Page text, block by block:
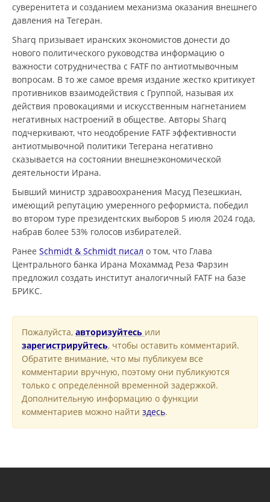
суверенитета и созданием механизма оказания внешнего
давления на Тегеран.
Sharq призывает иранских экономистов донести до
нового политического руководства информацию о
важности сотрудничества с FATF по антиотмывочным
вопросам. В то же самое время издание жестко критикует
противников взаимодействия с Группой, называя их
действия провокациями и искусственным нагнетанием
негативных настроений в обществе. Авторы Sharq
подчеркивают, что неодобрение FATF эффективности
антиотмывочной политики Тегерана негативно
сказывается на состоянии внешнеэкономической
деятельности Ирана.
Бывший министр здравоохранения Масуд Пезешкиан,
имеющий репутацию умеренного реформиста, победил
во втором туре президентских выборов 5 июля 2024 года,
набрав более 53% голосов избирателей.
Ранее Schmidt & Schmidt писал о том, что Глава
Центрального банка Ирана Мохаммад Реза Фарзин
предложил создать институт аналогичный FATF на базе
БРИКС.
Пожалуйста, авторизуйтесь или
зарегистрируйтесь, чтобы оставить комментарий.
Обратите внимание, что мы публикуем все
комментарии вручную, поэтому они публикуются
только с определенной временной задержкой.
Дополнительную информацию о функции
комментариев можно найти здесь.